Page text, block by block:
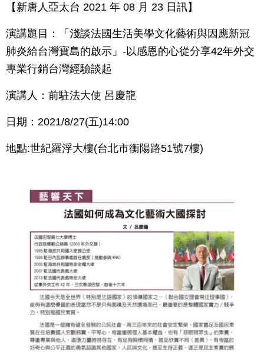
【新唐人亞太台 2021 年 08 月 23 日訊】
演講題目：「淺談法國生活美學文化藝術與因應新冠
肺炎給台灣寶島的啟示」-以感恩的心從分享42年外交
專業行銷台灣經驗談起
演講人：前駐法大使 呂慶龍
日期：2021/8/27(五)14:00
地點:世紀羅浮大樓(台北市衡陽路51號7樓)